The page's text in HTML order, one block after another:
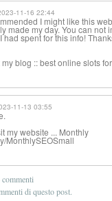
11-16 22:44
I might like this
made my day. You can not
had spent for this info!
my blog :: best online slots
11-13 03:55
my website ... Monthly
MonthlySEOSmall
di questo post.